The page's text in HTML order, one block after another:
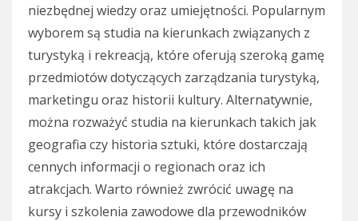
niezbędnej wiedzy oraz umiejętności. Popularnym
wyborem są studia na kierunkach związanych z
turystyką i rekreacją, które oferują szeroką gamę
przedmiotów dotyczących zarządzania turystyką,
marketingu oraz historii kultury. Alternatywnie,
można rozważyć studia na kierunkach takich jak
geografia czy historia sztuki, które dostarczają
cennych informacji o regionach oraz ich
atrakcjach. Warto również zwrócić uwagę na
kursy i szkolenia zawodowe dla przewodników